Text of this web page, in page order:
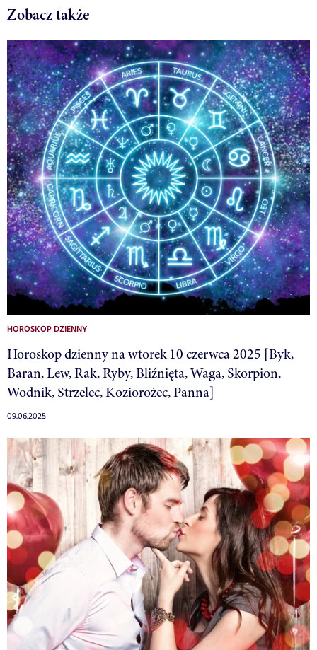
Zobacz także
HOROSKOP DZIENNY
Horoskop dzienny na wtorek 10 czerwca 2025 [Byk,
Baran, Lew, Rak, Ryby, Bliźnięta, Waga, Skorpion,
Wodnik, Strzelec, Koziorożec, Panna]
09.06.2025